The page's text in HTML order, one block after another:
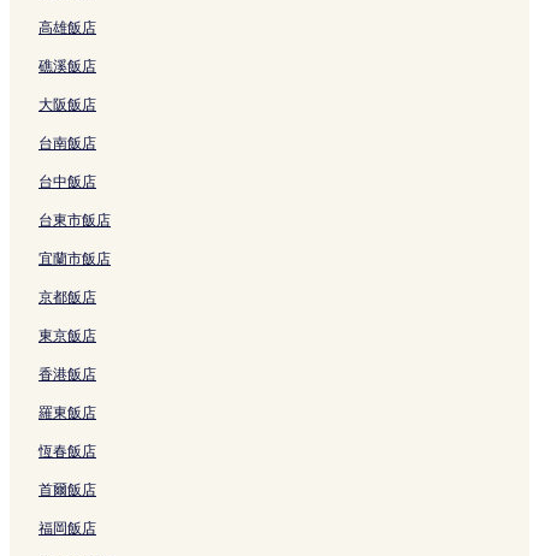
h
n
g
的
連
n
h
u
a
n
的
結
t
y
I
H
G
連
P
R
e
s
o
t
連
結
連
s
a
n
的
連
a
p
e
i
L
n
o
u
的
連
結
e
T
u
c
h
n
的
連
結
r
t
o
n
T
i
e
i
B
a
l
i
連
M
t
e
l
-
i
-
J
h
u
n
g
r
n
c
h
的
結
連
高雄飯店
礁溪飯店
大阪飯店
台南飯店
台中飯店
台東市飯店
宜蘭市飯店
京都飯店
東京飯店
香港飯店
羅東飯店
恆春飯店
首爾飯店
福岡飯店